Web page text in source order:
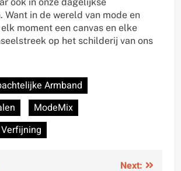
Want in de wereld van mode en
moment een canvas en elke
op het schilderij van ons
Armband
ModeMix
Next: